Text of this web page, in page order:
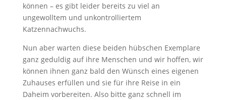
können – es gibt leider bereits zu viel an
ungewolltem und unkontrolliertem
Katzennachwuchs.
Nun aber warten diese beiden hübschen Exemplare
ganz geduldig auf ihre Menschen und wir hoffen, wir
können ihnen ganz bald den Wünsch eines eigenen
Zuhauses erfüllen und sie für ihre Reise in ein
Daheim vorbereiten. Also bitte ganz schnell im